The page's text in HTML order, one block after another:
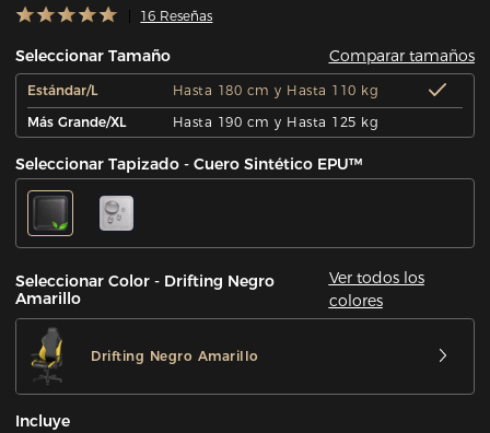
16 Reseñas
Seleccionar Tamaño Comparar tamaños
Estándar/L
Hasta 180 cm y Hasta 110 kg
Más Grande/XL
Hasta 190 cm y Hasta 125 kg
Seleccionar Tapizado - Cuero Sintético EPU™
Seleccionar Color - Drifting Negro
Amarillo
Ver todos los
colores
Drifting Negro Amarillo
Incluye